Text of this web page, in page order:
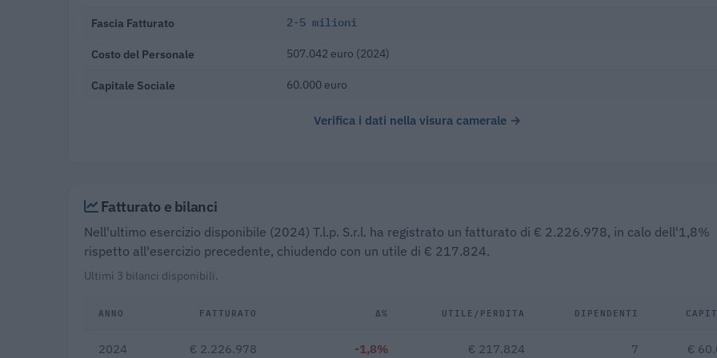
Fascia Fatturato 2-5 milioni
Costo del Personale 507.042 euro (2024)
Capitale Sociale 60.000 euro
Verifica i dati nella visura camerale →
Fatturato e bilanci
Nell'ultimo esercizio disponibile (2024) T.l.p. S.r.l. ha registrato un fatturato di € 2.226.978, in calo dell'1,8%
rispetto all'esercizio precedente, chiudendo con un utile di € 217.824.
Ultimi 3 bilanci disponibili.
ANNO FATTURATO Δ% UTILE/PERDITA DIPENDENTI
2024 € 2.226.978 -1,8% € 217.824 7 €